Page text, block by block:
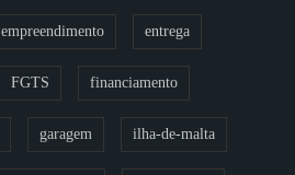
empreendimento entrega
FGTS financiamento
garagem ilha-de-malta